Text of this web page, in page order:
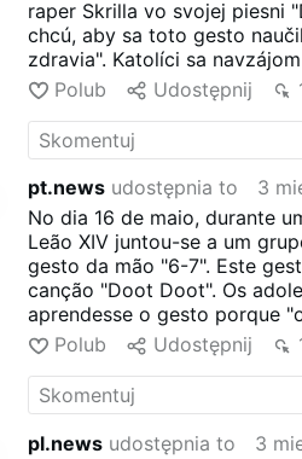
raper Skrilla vo svojej piesni
chcú, aby sa toto gesto
zdravia". Katolíci sa
Polub
Udostępnij
pt.news udostępnia to
3
No dia 16 de maio, durante
Leão XIV juntou-se a um
gesto da mão "6-7". Este
canção "Doot Doot". Os
aprendesse o gesto porque
assim". Os católicos
paz de Deus.
Polub Udostępnij
pl.news udostępnia to
3